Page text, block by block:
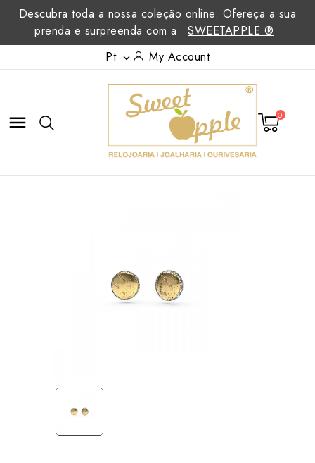
Descubra toda a nossa coleção online. Ofereça a sua
prenda e surpreenda com a
SWEETAPPLE ®
Pt  My Account
 0